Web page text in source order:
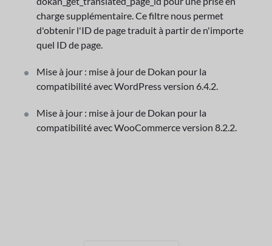
charge supplémentaire. Ce filtre nous permet
d'obtenir l'ID de page traduit à partir de n'importe
quel ID de page.
Mise à jour : mise à jour de Dokan pour la
compatibilité avec WordPress version 6.4.2.
Mise à jour : mise à jour de Dokan pour la
compatibilité avec WooCommerce version 8.2.2.